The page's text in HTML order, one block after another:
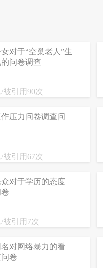
对于“空巢老人”生
问卷调查
被引用90次
压力问卷调查问
被引用67次
众对于学历的态度
被引用7次
名对网络暴力的看
卷